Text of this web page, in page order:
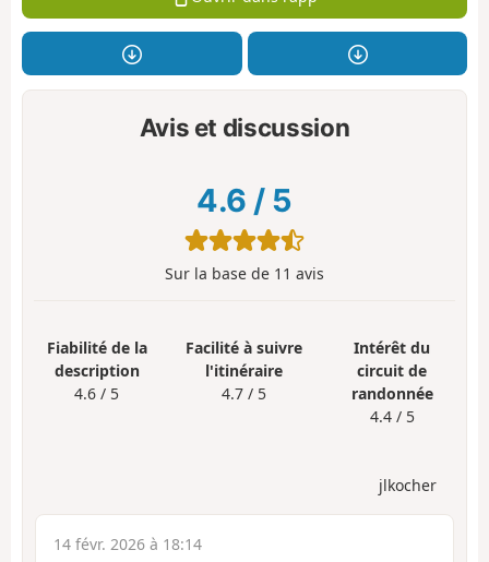
Avis et discussion
4.6 / 5
Sur la base de 11 avis
Fiabilité de la
description
4.6 / 5
Facilité à suivre
l'itinéraire
4.7 / 5
Intérêt du
circuit de
randonnée
4.4 / 5
jlkocher
14 févr. 2026 à 18:14